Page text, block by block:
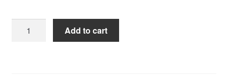
2011
Add to cart